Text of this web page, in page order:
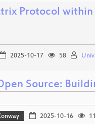
Protocol within
2025-10-17 58
Source:
2025-10-16